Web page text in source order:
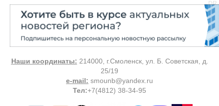
DR
Наши координаты: 214000, г.Смоленск, ул. Б. Советская, д.
25/19
e-mail: smounb@yandex.ru
Тел:+7(4812) 38-34-95